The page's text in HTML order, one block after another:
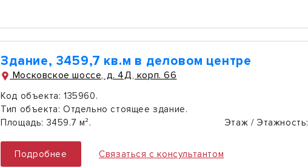
Здание, 3459,7 кв.м в деловом центре
Московское шоссе, д. 4Д, корп. 66
Код объекта: 135960.
Тип объекта: Отдельно стоящее здание.
Площадь: 3459.7 м². Этаж / Этажность:
Подробнее Связаться с консультантом